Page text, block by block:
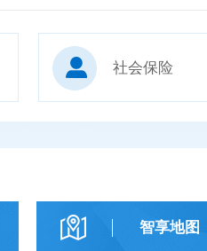
社会保险
智享地图